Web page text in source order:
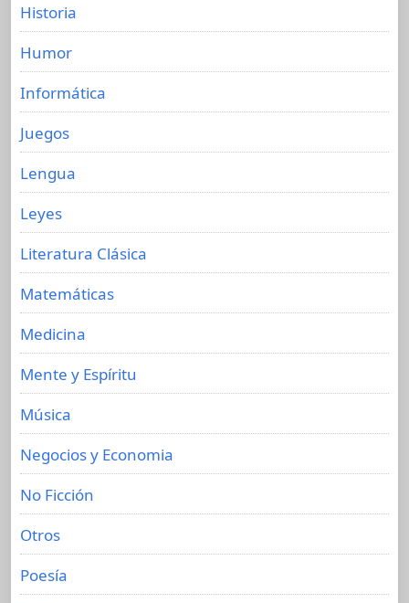
Historia
Humor
Informática
Juegos
Lengua
Leyes
Literatura Clásica
Matemáticas
Medicina
Mente y Espíritu
Música
Negocios y Economia
No Ficción
Otros
Poesía